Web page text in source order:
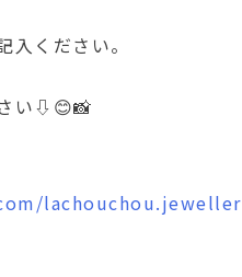
ください。
い⇩😊📸